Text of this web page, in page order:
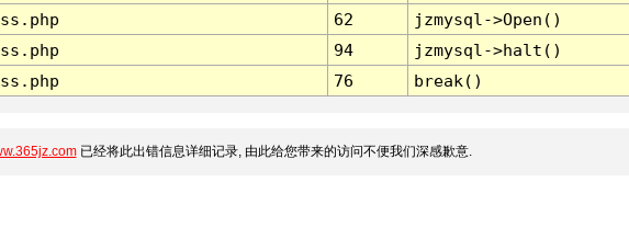
62
jzmysql->Open()
94
jzmysql->halt()
76 break()
已经将此出错信息详细记录, 由此给您带来的访问不便我们深感歉意.